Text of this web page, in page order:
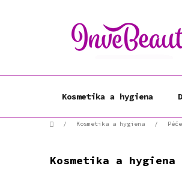
Kosmetika a hygiena
Domů/ Kosmetika a hygiena /
oPřeskočit
kategorie
K
a
Kosmetika a hygiena